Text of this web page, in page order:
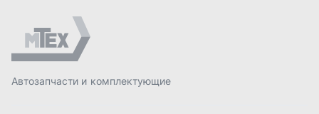
Масла и автохимия
Спецпредложения
Доставка и оплата